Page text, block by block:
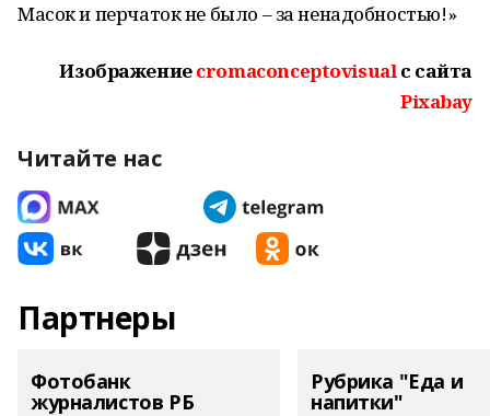
Масок и перчаток не было – за ненадобностью!»
Изображениеcromaconceptovisualс сайта
Pixabay
Читайте нас
Партнеры
Фотобанк
журналистов РБ
Рубрика "Еда и
напитки"